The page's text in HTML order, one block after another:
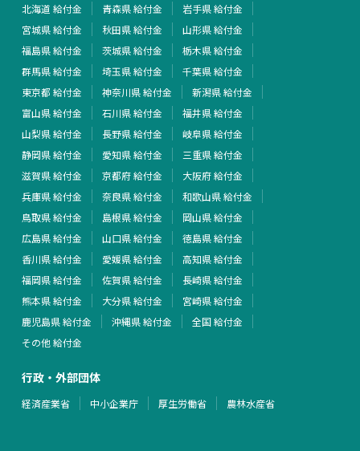
北海道 給付金 青森県 給付金
岩手県 給付金
宮城県 給付金
秋田県 給付金
山形県 給付金
福島県 給付金
茨城県 給付金
栃木県 給付金
群馬県 給付金
埼玉県 給付金
千葉県 給付金
東京都 給付金
神奈川県 給付金
新潟県 給付金
富山県 給付金
石川県 給付金
福井県 給付金
山梨県 給付金
長野県 給付金
岐阜県 給付金
静岡県 給付金
愛知県 給付金
三重県 給付金
滋賀県 給付金
京都府 給付金
大阪府 給付金
兵庫県 給付金
奈良県 給付金
和歌山県 給付金
鳥取県 給付金
島根県 給付金
岡山県 給付金
広島県 給付金
山口県 給付金
徳島県 給付金
香川県 給付金
愛媛県 給付金
高知県 給付金
福岡県 給付金
佐賀県 給付金
長崎県 給付金
熊本県 給付金
大分県 給付金
宮崎県 給付金
鹿児島県 給付金
沖縄県 給付金
全国 給付金
その他 給付金
行政・外部団体
経済産業省 中小企業庁 厚生労働省 農林水産省